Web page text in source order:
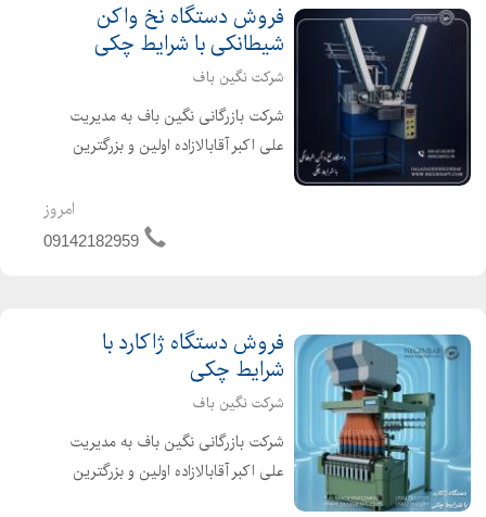
فروش دستگاه نخ واکن
شیطانکی با شرایط چکی
شرکت نگین باف
شرکت بازرگانی نگین باف به مدیریت
علی اکبر آقابالازاده اولین و بزرگترین
شیطانکی با برندهای معتبر و با سرعت
امروز
09142182959
فروش دستگاه ژاکارد با
شرایط چکی
شرکت نگین باف
شرکت بازرگانی نگین باف به مدیریت
علی اکبر آقابالازاده اولین و بزرگترین